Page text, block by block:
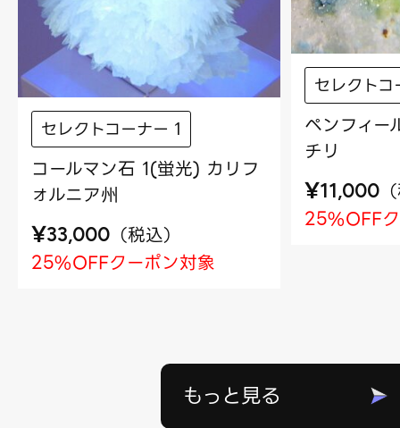
セレクトコーナー 1
コールマン石 1(蛍光) カリフ
ォルニア州
¥33,000 （税込）
25%OFFクーポン対象
セレクトコ
ペンフィ
チリ
¥11,000 （
25%OFF
もっと見る